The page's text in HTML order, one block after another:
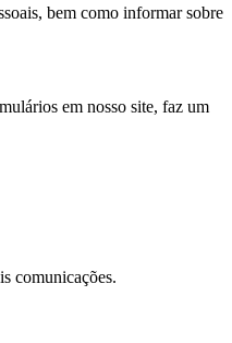
bem como informar sobre
em nosso site, faz um
comunicações.